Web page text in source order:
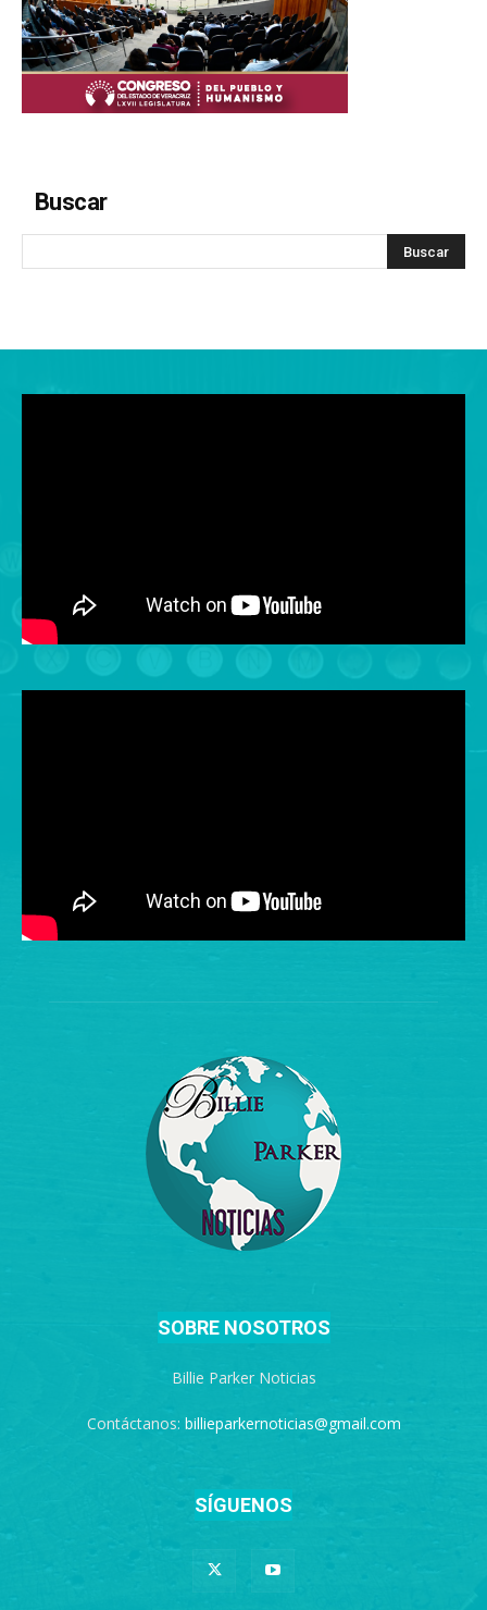
Buscar
SOBRE NOSOTROS
Billie Parker Noticias
Contáctanos: billieparkernoticias@gmail.com
SÍGUENOS